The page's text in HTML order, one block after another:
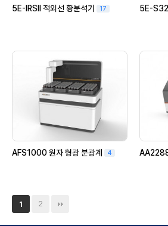
5E-IRSII 적외선 황분석기 17 5E-
AFS1000 원자 형광 분광계 4
1 2